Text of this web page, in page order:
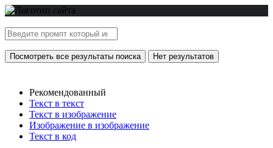
Посмотреть все результаты поиска Нет результатов
Рекомендованный
Текст в текст
Текст в изображение
Изображение в изображение
Текст в код